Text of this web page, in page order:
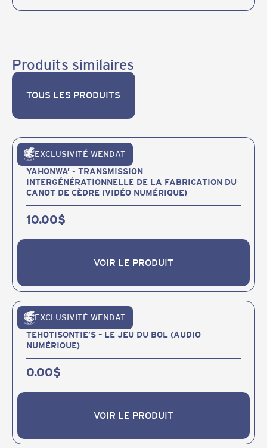
Produits similaires
TOUS LES PRODUITS
TOUS LES PRODUITS
EXCLUSIVITÉ WENDAT
Publications et produits
YAHONWA’ - TRANSMISSION
INTERGÉNÉRATIONNELLE DE LA FABRICATION DU
CANOT DE CÈDRE (VIDÉO NUMÉRIQUE)
10.00$
VOIR LE PRODUIT
VOIR LE PRODUIT
EXCLUSIVITÉ WENDAT
Publications et produits
TEHOTISONTIE’S – LE JEU DU BOL (AUDIO
NUMÉRIQUE)
0.00$
VOIR LE PRODUIT
VOIR LE PRODUIT